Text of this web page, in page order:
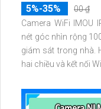
5%-35%
00 ₫
Camera WiFi IMOU
nét góc nhìn rộng
giám sát trong nhà. Hỗ trợ gọi video một chạm đàm thoại
hai chiều và kết nối Wi-
dễ lắp đặt cho gia